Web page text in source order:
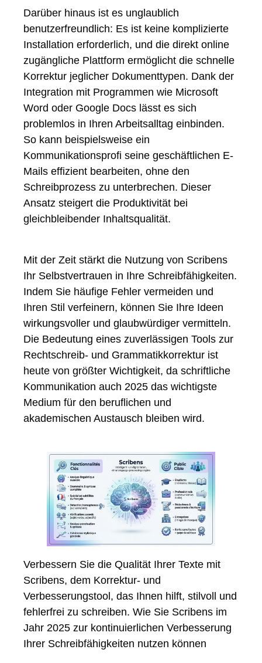
Darüber hinaus ist es unglaublich
benutzerfreundlich: Es ist keine komplizierte
Installation erforderlich, und die direkt online
zugängliche Plattform ermöglicht die schnelle
Korrektur jeglicher Dokumenttypen. Dank der
Integration mit Programmen wie Microsoft
Word oder Google Docs lässt es sich
problemlos in Ihren Arbeitsalltag einbinden.
So kann beispielsweise ein
Kommunikationsprofi seine geschäftlichen E-
Mails effizient bearbeiten, ohne den
Schreibprozess zu unterbrechen. Dieser
Ansatz steigert die Produktivität bei
gleichbleibender Inhaltsqualität.
Mit der Zeit stärkt die Nutzung von Scribens
Ihr Selbstvertrauen in Ihre Schreibfähigkeiten.
Indem Sie häufige Fehler vermeiden und
Ihren Stil verfeinern, können Sie Ihre Ideen
wirkungsvoller und glaubwürdiger vermitteln.
Die Bedeutung eines zuverlässigen Tools zur
Rechtschreib- und Grammatikkorrektur ist
heute von größter Wichtigkeit, da schriftliche
Kommunikation auch 2025 das wichtigste
Medium für den beruflichen und
akademischen Austausch bleiben wird.
Verbessern Sie die Qualität Ihrer Texte mit
Scribens, dem Korrektur- und
Verbesserungstool, das Ihnen hilft, stilvoll und
fehlerfrei zu schreiben. Wie Sie Scribens im
Jahr 2025 zur kontinuierlichen Verbesserung
Ihrer Schreibfähigkeiten nutzen können